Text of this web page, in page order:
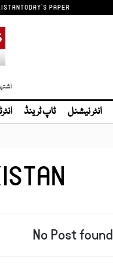
TODAY'S PAPER
انٹر نیشنل ٹاپ ٹرینڈ
No Post found